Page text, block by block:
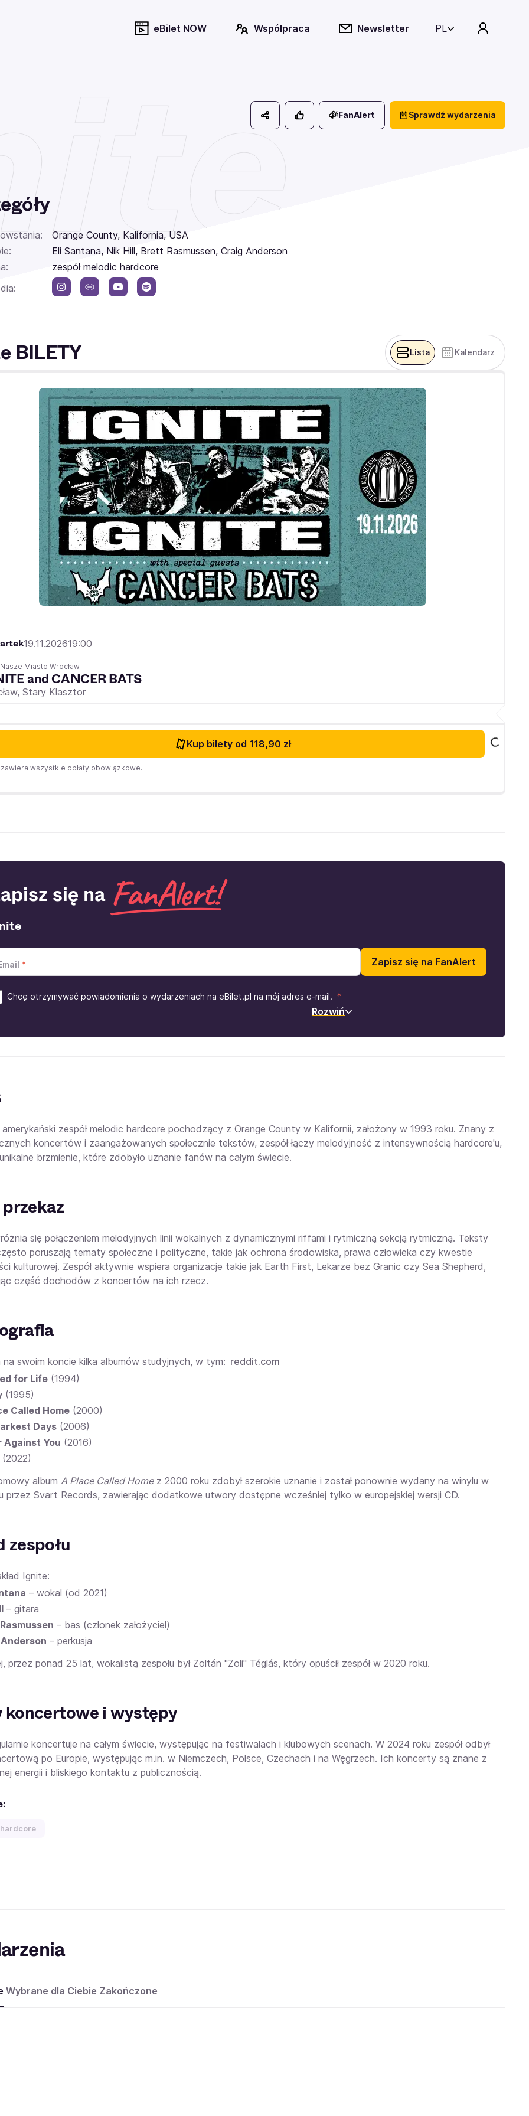
eBilet NOW Współpraca Newsletter PL
FanAlert Sprawdź wydarzenia
Orange County, Kalifornia, USA
Eli Santana, Nik Hill, Brett Rasmussen, Craig Anderson
zespół melodic hardcore
BILETY Lista Kalendarz
19.11.202619:00
Miasto Wrocław
and CANCER BATS
Stary Klasztor
Kup bilety od 118,90 zł
wszystkie opłaty obowiązkowe.
się na
Zapisz się na FanAlert
Chcę otrzymywać powiadomienia o wydarzeniach na eBilet.pl na mój adres e-mail.
Rozwiń
zespół melodic hardcore pochodzący z Orange County w Kalifornii, założony w 1993 roku. Znany z
koncertów i zaangażowanych społecznie tekstów, zespół łączy melodyjność z intensywnością hardcore'u,
brzmienie, które zdobyło uznanie fanów na całym świecie.
się połączeniem melodyjnych linii wokalnych z dynamicznymi riffami i rytmiczną sekcją rytmiczną. Teksty
poruszają tematy społeczne i polityczne, takie jak ochrona środowiska, prawa człowieka czy kwestie
kulturowej. Zespół aktywnie wspiera organizacje takie jak Earth First, Lekarze bez Granic czy Sea Shepherd,
część dochodów z koncertów na ich rzecz.
na swoim koncie kilka albumów studyjnych, w tym: reddit.com
for Life (1994)
(1995)
Called Home (2000)
Days (2006)
Against You (2016)
(2022)
album A Place Called Homez 2000 roku zdobył szerokie uznanie i został ponownie wydany na winylu w
przez Svart Records, zawierając dodatkowe utwory dostępne wcześniej tylko w europejskiej wersji CD.
zespołu
Ignite:
– wokal (od 2021)
– gitara
– bas (członek założyciel)
– perkusja
przez ponad 25 lat, wokalistą zespołu był Zoltán "Zoli" Téglás, który opuścił zespół w 2020 roku.
koncertowe i występy
koncertuje na całym świecie, występując na festiwalach i klubowych scenach. W 2024 roku zespół odbył
po Europie, występując m.in. w Niemczech, Polsce, Czechach i na Węgrzech. Ich koncerty są znane z
energii i bliskiego kontaktu z publicznością.
hardcore
Wybrane dla Ciebie Zakończone